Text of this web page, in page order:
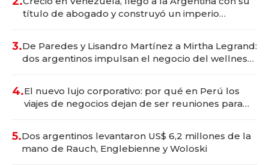
título de abogado y construyó un imperio
3.De Paredes y Lisandro Martínez a Mirtha Legrand:
dos argentinos impulsan el negocio del wellness
4.El nuevo lujo corporativo: por qué en Perú los
viajes de negocios dejan de ser reuniones para
5.Dos argentinos levantaron US$ 6,2 millones de la
mano de Rauch, Englebienne y Woloski